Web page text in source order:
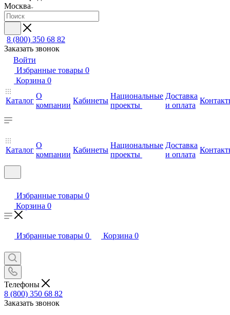
Москва
8 (800) 350 68 82
Заказать звонок
Войти
Избранные товары 0
Корзина 0
Каталог
О
компании
Кабинеты
Национальные
проекты
Доставка
и оплата
Каталог
О
компании
Кабинеты
Национальные
проекты
Доставка
и оплата
Избранные товары 0
Корзина 0
Избранные товары 0 Корзина 0
Телефоны
8 (800) 350 68 82
Заказать звонок